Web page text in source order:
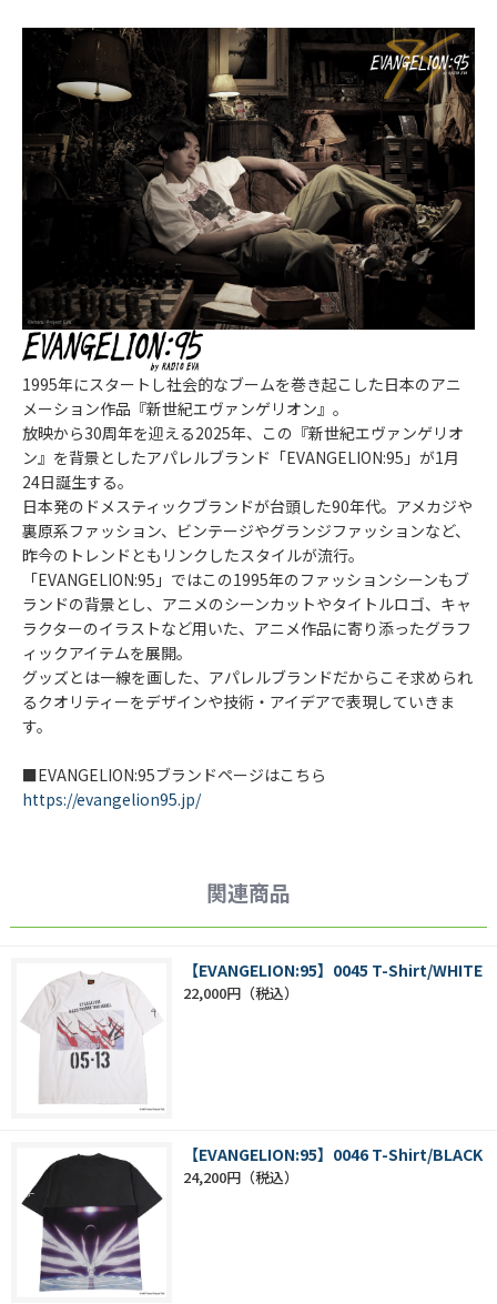
1995年にスタートし社会的なブームを巻き起こした日本のアニ
メーション作品『新世紀エヴァンゲリオン』。
放映から30周年を迎える2025年、この『新世紀エヴァンゲリオ
ン』を背景としたアパレルブランド「EVANGELION:95」が1月
24日誕生する。
日本発のドメスティックブランドが台頭した90年代。アメカジや
裏原系ファッション、ビンテージやグランジファッションなど、
昨今のトレンドともリンクしたスタイルが流行。
「EVANGELION:95」ではこの1995年のファッションシーンもブ
ランドの背景とし、アニメのシーンカットやタイトルロゴ、キャ
ラクターのイラストなど用いた、アニメ作品に寄り添ったグラフ
ィックアイテムを展開。
グッズとは一線を画した、アパレルブランドだからこそ求められ
るクオリティーをデザインや技術・アイデアで表現していきま
す。
■EVANGELION:95ブランドページはこちら
https://evangelion95.jp/
関連商品
【EVANGELION:95】0045 T-Shirt/WHITE
22,000円
【EVANGELION:95】0046 T-Shirt/BLACK
24,200円